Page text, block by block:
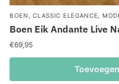
BOEN ,CLASSIC ELEGANCE
Boen Eik Andante Live
€69,95